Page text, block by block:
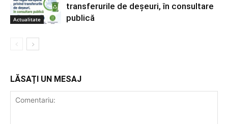
Actualitate
transferurile de deșeuri, în consultare
publică
LĂSAȚI UN MESAJ